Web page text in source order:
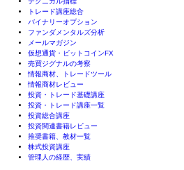
トレード講座総合
バイナリーオプション
ファンダメンタルズ分析
メールマガジン
仮想通貨・ビットコインFX
売買ジグナルの考察
情報商材、トレードツール
情報商材レビュー
投資・トレード基礎講座
投資・トレード講座一覧
投資総合講座
投資関連書籍レビュー
推奨書籍、教材一覧
株式投資講座
管理人の経歴、実績